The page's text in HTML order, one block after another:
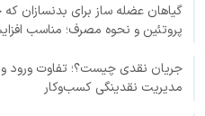
گیاهان عضله ساز برای بدنسازان
پروتئین و نحوه مصرف؛ مناسب
جریان نقدی چیست؟؛ تفاوت ورود
مدیریت نقدینگی کسب‌وکار